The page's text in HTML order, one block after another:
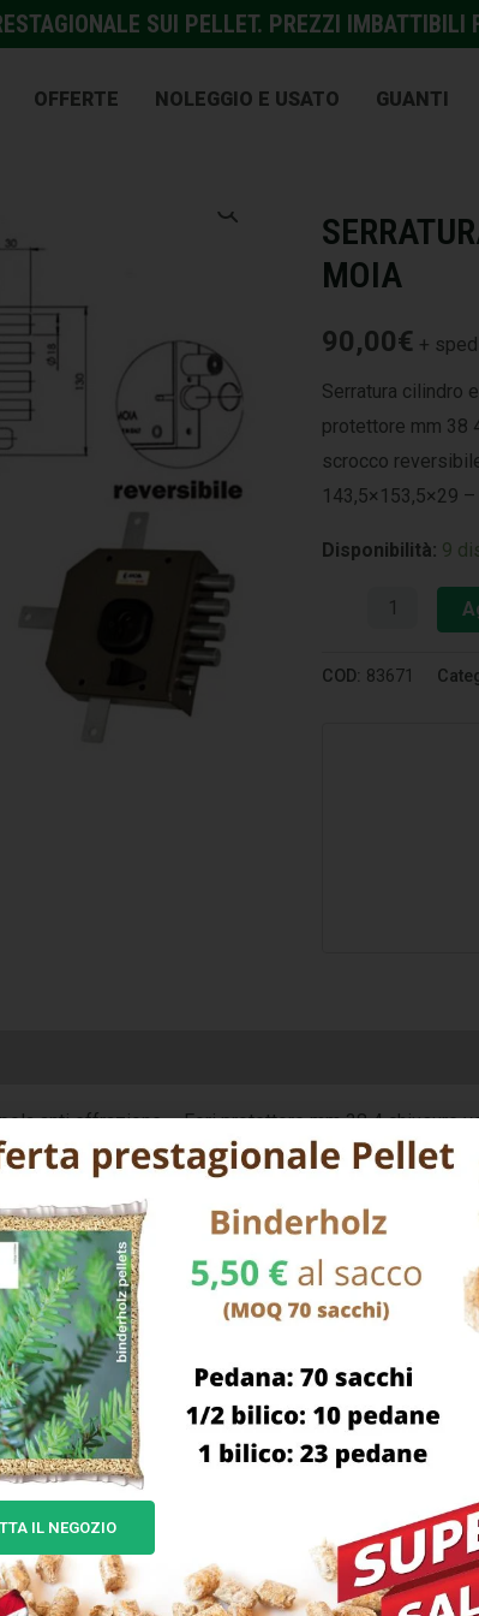
SUI PELLET. PREZZI IMBATTIBILI
OFFERTE NOLEGGIO E USATO GUANTI
MOIA
90,00€ +
Serratura cilindro
protettore mm 38
scrocco
143,5×153,5×29
Disponibilità: 9
COD: 83671
anti effrazione – Fori protettore mm 38 4 chiusure
143,5×153,5×29 – Entrata mm 63 Aste, deviatore e
IL NEGOZIO